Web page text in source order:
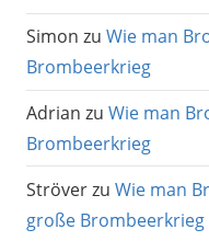
Simon zu Wie man
Brombeerkrieg
Adrian zu Wie man
Brombeerkrieg
Ströverzu Wie man
große Brombeerkrieg